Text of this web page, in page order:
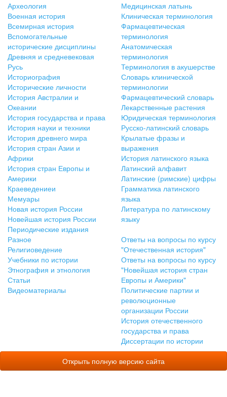
Археология
Военная история
Всемирная история
Вспомогательные
исторические дисциплины
Древняя и средневековая
Русь
Историография
Исторические личности
История Австралии и
Океании
История государства и права
История науки и техники
История древнего мира
История стран Азии и
Африки
История стран Европы и
Америки
Краеведениеи
Мемуары
Новая история России
Новейшая история России
Периодические издания
Разное
Религиоведение
Учебники по истории
Этнография и этнология
Статьи
Видеоматериалы
Медицинская латынь
Клиническая терминология
Фармацевтическая
терминология
Анатомическая
терминология
Терминология в акушерстве
Словарь клинической
терминологии
Фармацевтический словарь
Лекарственные растения
Юридическая терминология
Русско-латинский словарь
Крылатые фразы и
выражения
История латинского языка
Латинский алфавит
Латинские (римские) цифры
Грамматика латинского
языка
Литература по латинскому
языку
Ответы на вопросы по курсу
"Отечественная история"
Ответы на вопросы по курсу
"Новейшая история стран
Европы и Америки"
Политические партии и
революционные
организации России
История отечественного
государства и права
Диссертации по истории
Открыть полную версию сайта